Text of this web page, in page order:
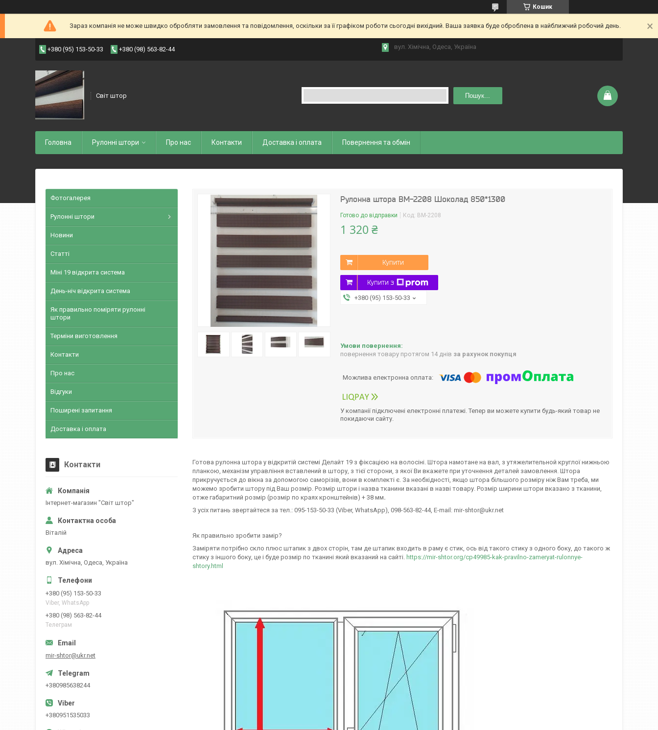
Кошик
Зараз компанія не може швидко обробляти замовлення та повідомлення, оскільки за її графіком роботи сьогодні вихідний. Ваша заявка буде оброблена в найближчий робочий день.
+380 (95) 153-50-33 +380 (98) 563-82-44 вул. Хiмiчна, Одеса, Україна
Світ штор Пошук...
Головна Рулоннi штори Про нас Контакти Доставка і оплата Повернення та обмiн
Рулонна штора ВМ-2208 Шоколад 850*1300
Готово до відправки Код: ВМ-2208
1 320 ₴
Купити
Купити з
+380 (95) 153-50-33
повернення товару протягом 14 днів за рахунок покупця
У компанії підключені електронні платежі. Тепер ви можете купити будь-який товар не
покидаючи сайту.
Готова рулонна штора у відкритій системі Делайт 19 з фіксацією на волосіні. Штора намотане на вал, з утяжелительной круглої нижньою
планкою, механізм управління вставлений в штору, з тієї сторони, з якої Ви вкажете при уточнення деталей замовлення. Штора
прикручується до вікна за допомогою саморізів, вони в комплекті є. За необхідності, якщо штора більшого розміру ніж Вам треба, ми
можемо зробити штору під Ваш розмір. Розмір штори і назва тканини вказані в назві товару. Розмір ширини штори вказано з тканини,
отже габаритний розмір (розмір по краях кронштейнів) + 38 мм.
З усіх питань звертайтеся за тел.: 095-153-50-33 (Viber, WhatsApp), 098-563-82-44, E-mail: mir-shtor@ukr.net
Як правильно зробити замір?
Заміряти потрібно скло плюс штапик з двох сторін, там де штапик входить в раму є стик, ось від такого стику з одного боку, до такого ж
стику з іншого боку, це і буде розмір по тканині який вказаний на сайті. https://mir-shtor.org/cp49985-kak-pravilno-zameryat-rulonnye-
shtory.html
Фотогалерея
Рулонні штори
Новини
Статті
Міні 19 відкрита система
День-ніч відкрита система
Як правильно поміряти рулонні
штори
Терміни виготовлення
Контакти
Про нас
Відгуки
Поширені запитання
Доставка і оплата
Контакти
Iнтернет-магазин "Свiт штор"
Вiталiй
вул. Хiмiчна, Одеса, Україна
+380 (95) 153-50-33
Viber, WhatsApp
+380 (98) 563-82-44
Телеграм
mir-shtor@ukr.net
+380985638244
+380951535033